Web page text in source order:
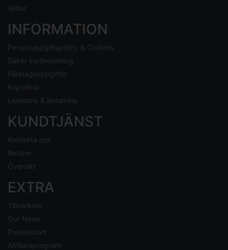
Grillar
INFORMATION
Personuppgiftspolicy & Cookies
Säker kortbetalning
Företagsuppgifter
Köpvillkor
Leverans & Betalning
KUNDTJÄNST
Kontakta oss
Returer
Översikt
EXTRA
Tillverkare
Our News
Presentkort
Affiliateprogram